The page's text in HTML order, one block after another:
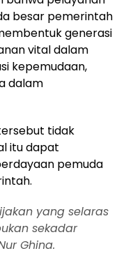
besar pemerintah
generasi
vital dalam
kepemudaan,
dalam
tidak
itu dapat
pemuda
yang selaras
sekadar
Ghina.